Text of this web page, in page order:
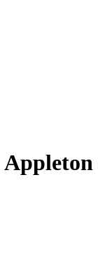
Appleton